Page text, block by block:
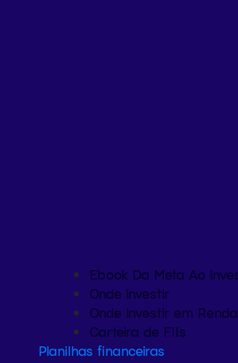
Ebook Da Meta Ao
Onde investir
Onde investir em
Carteira de FIIs
Planilhas financeiras